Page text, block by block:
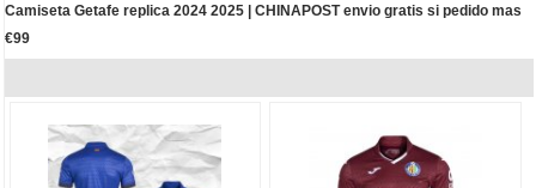
Camiseta Getafe replica 2024 2025 | CHINAPOST envio gratis si pedido mas
€99